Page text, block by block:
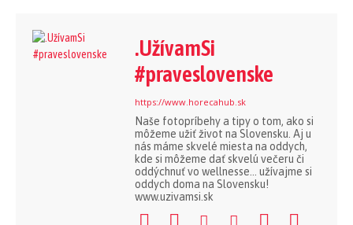
.UžívamSi
#praveslovenske
https://www.horecahub.sk
Naše fotopríbehy a tipy o tom, ako si
môžeme užiť život na Slovensku. Aj u
nás máme skvelé miesta na oddych,
kde si môžeme dať skvelú večeru či
oddýchnuť vo wellnesse... užívajme si
oddych doma na Slovensku!
www.uzivamsi.sk